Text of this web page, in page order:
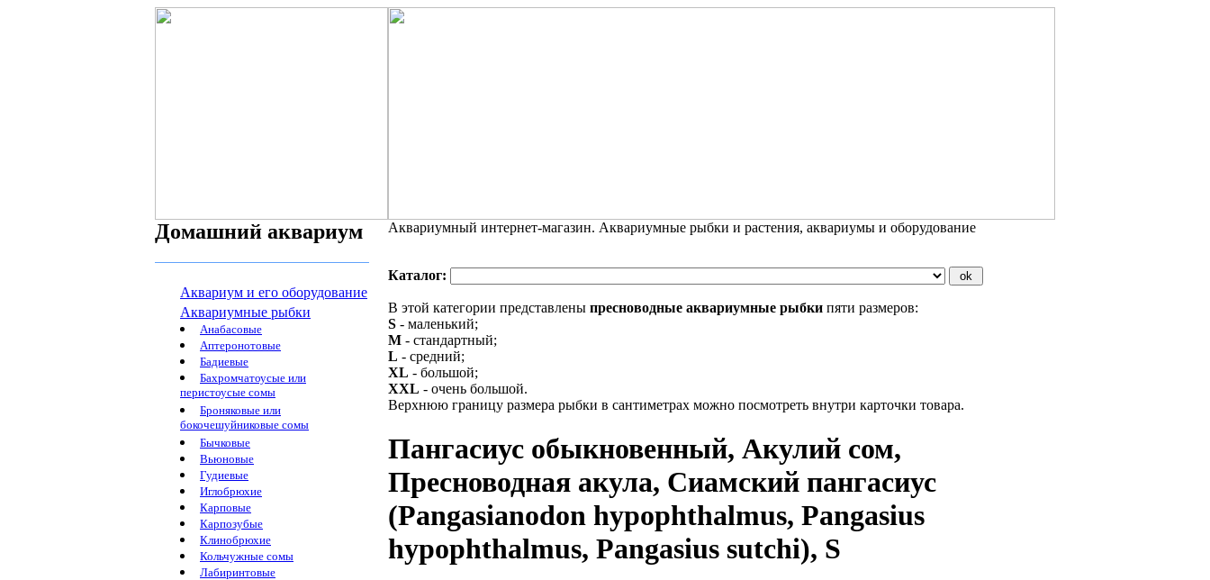
Домашний аквариум
Аквариум и его оборудование
Аквариумные рыбки
Анабасовые
Аптеронотовые
Бадиевые
Бахромчатоусые или
перистоусые сомы
Броняковые или
бокочешуйниковые сомы
Бычковые
Вьюновые
Гудиевые
Иглобрюхие
Карповые
Карпозубые
Клинобрюхие
Кольчужные сомы
Лабиринтовые
Аквариумный интернет-магазин. Аквариумные рыбки и растения, аквариумы и оборудование
Каталог:
В этой категории представлены пресноводные аквариумные рыбки пяти размеров:
S - маленький;
M - стандартный;
L - средний;
XL - большой;
XXL - очень большой.
Верхнюю границу размера рыбки в сантиметрах можно посмотреть внутри карточки товара.
Пангасиус обыкновенный, Акулий сом,
Пресноводная акула, Сиамский пангасиус
(Pangasianodon hypophthalmus, Pangasius
hypophthalmus, Pangasius sutchi), S